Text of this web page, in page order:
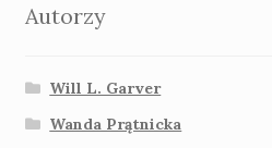
Autorzy
Will L. Garver
Wanda Prątnicka